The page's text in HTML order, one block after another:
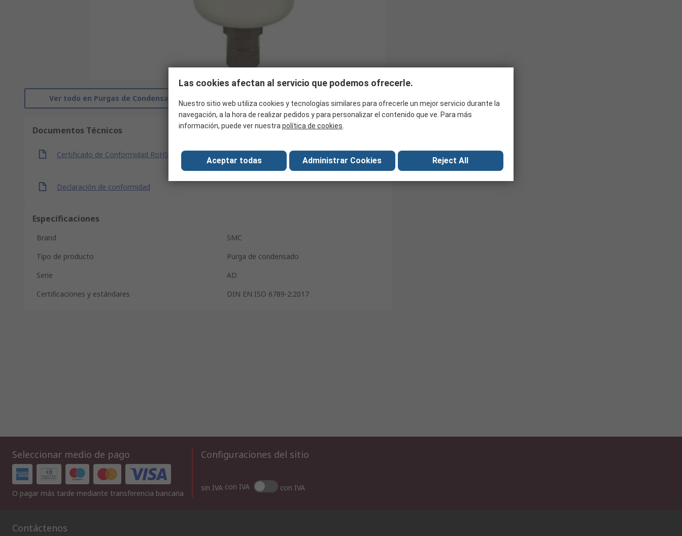
Ver todo en Purgas de Condensado Buscar productos similares
Documentos Técnicos
Certificado de Conformidad RoHS
Declaración de conformidad
Especificaciones
Brand
SMC
Tipo de producto
Purga de condensado
Serie
AD
Certificaciones y estándares
DIN EN ISO 6789-2:2017
Seleccionar medio de pago
O pagar más tarde mediante transferencia bancaria
Configuraciones del sitio
sin IVA con IVA con IVA
Contáctenos
Las cookies afectan al servicio que podemos ofrecerle.
Nuestro sitio web utiliza cookies y tecnologías similares para ofrecerle un mejor servicio durante la
navegación, a la hora de realizar pedidos y para personalizar el contenido que ve. Para más
información, puede ver nuestra política de cookies
Aceptar todas Administrar Cookies Reject All